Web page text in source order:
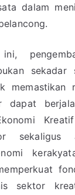
dalam
sekadar
memastikan
sekaligus
sektor